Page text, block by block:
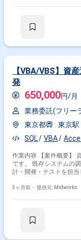
したDWH運用業務対応 ・WinActorによるRPA自動化処理の設定・実行 ・
【VBA/VBS】資
発
650,000円/月
業務委託(フリー
東京都
東京駅
SQL
VBA
作業内容 【案件概要】 資産運用会社向けのEUCツール開発プロジェクト
です。 既存システムの調査や修正を行い、ユーザー要望に基づくツール設
計・開発・テストを担当します。 要件定義から導入ま
産運用の知識が活かせる環境です。 【作業内容】
3ヶ月前・ 提供元: Midworks